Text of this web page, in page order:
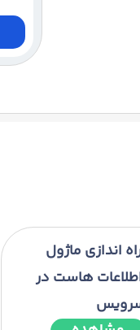
اندازی ماژول
هاست در